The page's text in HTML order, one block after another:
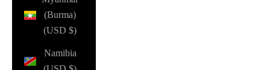
(Burma)
(USD $)
Namibia